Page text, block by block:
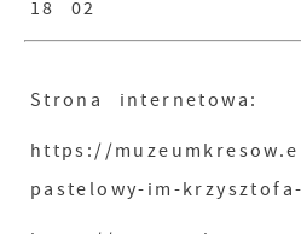
18 02
Strona internetowa:
https://
pastelowy-im-